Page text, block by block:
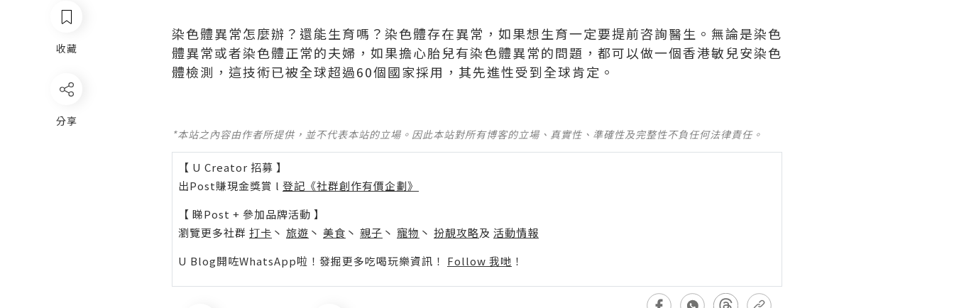
收藏
分享
染色體異常怎麼辦？還能生育嗎？染色體存在異常，如果想生育一定要提前咨詢醫生。無論是染色
體異常或者染色體正常的夫婦，如果擔心胎兒有染色體異常的問題，都可以做一個香港敏兒安染色
體檢測，這技術已被全球超過60個國家採用，其先進性受到全球肯定。
*本站之內容由作者所提供，並不代表本站的立場。因此本站對所有博客的立場、真實性、準確性及完整性不負任何法律責任。
【 U Creator 招募 】
出Post賺現金獎賞 l 登記《社群創作有價企劃》
【 睇Post + 參加品牌活動 】
瀏覽更多社群 打卡 丶 旅遊 丶 美食 丶 親子 丶 寵物 丶 扮靚攻略及 活動情報
U Blog開咗WhatsApp啦！發掘更多吃喝玩樂資訊！ Follow 我哋 ！